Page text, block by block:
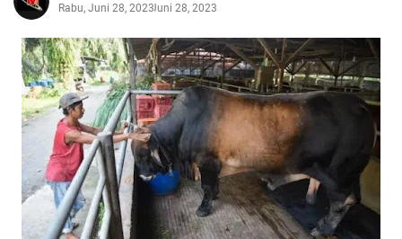
Rabu, Juni 28, 2023Juni 28, 2023